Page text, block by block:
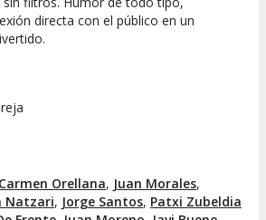
directa con el público en un
función
Carmen Orellana, Juan Morales,
Natzari, Jorge Santos, Patxi Zubeldia